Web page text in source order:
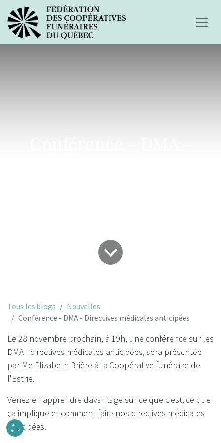
Tous les blogs
Nouvelles
Conférence - DMA - Directives médicales anticipées
Le 28 novembre prochain, à 19h, une conférence sur les
DMA - directives médicales anticipées, sera présentée
par Me Élizabeth Brière à la Coopérative funéraire de
l'Estrie.
Venez en apprendre davantage sur ce que c'est, ce que
ça implique et comment faire nos directives médicales
anticipées.